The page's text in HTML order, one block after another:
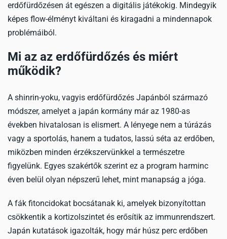
erdőfürdőzésen át egészen a digitális játékokig. Mindegyik
képes flow-élményt kiváltani és kiragadni a mindennapok
problémáiból.
Mi az az erdőfürdőzés és miért
működik?
A shinrin-yoku, vagyis erdőfürdőzés Japánból származó
módszer, amelyet a japán kormány már az 1980-as
években hivatalosan is elismert. A lényege nem a túrázás
vagy a sportolás, hanem a tudatos, lassú séta az erdőben,
miközben minden érzékszervünkkel a természetre
figyelünk. Egyes szakértők szerint ez a program harminc
éven belül olyan népszerű lehet, mint manapság a jóga.
A fák fitoncidokat bocsátanak ki, amelyek bizonyítottan
csökkentik a kortizolszintet és erősítik az immunrendszert.
Japán kutatások igazolták, hogy már húsz perc erdőben